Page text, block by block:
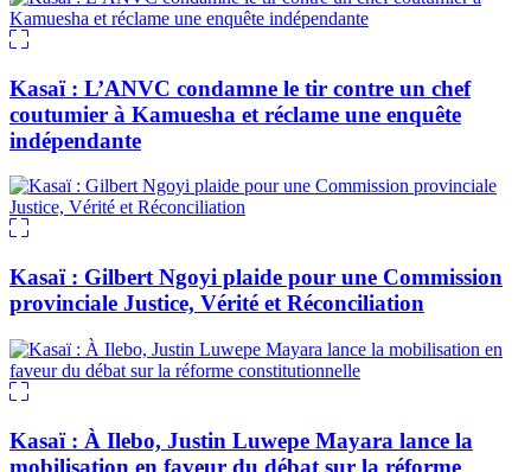
Kasaï : L’ANVC condamne le tir contre un chef
coutumier à Kamuesha et réclame une enquête
indépendante
Kasaï : Gilbert Ngoyi plaide pour une Commission
provinciale Justice, Vérité et Réconciliation
Kasaï : À Ilebo, Justin Luwepe Mayara lance la
mobilisation en faveur du débat sur la réforme